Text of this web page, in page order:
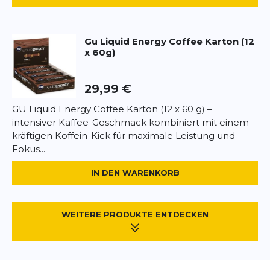
Gu Liquid Energy Coffee Karton (12
x 60g)
29,99 €
GU Liquid Energy Coffee Karton (12 x 60 g) –
intensiver Kaffee-Geschmack kombiniert mit einem
kräftigen Koffein-Kick für maximale Leistung und
Fokus...
IN DEN WARENKORB
WEITERE PRODUKTE ENTDECKEN